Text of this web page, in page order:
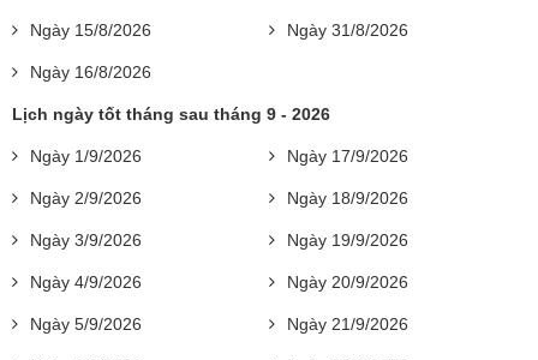
Ngày 15/8/2026
Ngày 16/8/2026
Ngày 31/8/2026
Lịch ngày tốt tháng sau tháng 9 - 2026
Ngày 1/9/2026
Ngày 2/9/2026
Ngày 3/9/2026
Ngày 4/9/2026
Ngày 5/9/2026
Ngày 17/9/2026
Ngày 18/9/2026
Ngày 19/9/2026
Ngày 20/9/2026
Ngày 21/9/2026